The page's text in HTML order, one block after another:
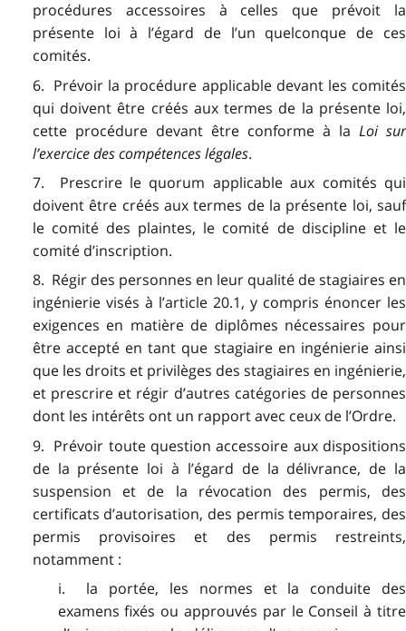
procédures accessoires à celles que prévoit la
présente loi à l’égard de l’un quelconque de ces
comités.
6. Prévoir la procédure applicable devant les comités
qui doivent être créés aux termes de la présente loi,
cette procédure devant être conforme à la Loi sur
l’exercice des compétences légales.
7. Prescrire le quorum applicable aux comités qui
doivent être créés aux termes de la présente loi, sauf
le comité des plaintes, le comité de discipline et le
comité d’inscription.
8. Régir des personnes en leur qualité de stagiaires en
ingénierie visés à l’article 20.1, y compris énoncer les
exigences en matière de diplômes nécessaires pour
être accepté en tant que stagiaire en ingénierie ainsi
que les droits et privilèges des stagiaires en ingénierie,
et prescrire et régir d’autres catégories de personnes
dont les intérêts ont un rapport avec ceux de l’Ordre.
9. Prévoir toute question accessoire aux dispositions
de la présente loi à l’égard de la délivrance, de la
suspension et de la révocation des permis, des
certificats d’autorisation, des permis temporaires, des
permis provisoires et des permis restreints,
notamment :
i. la portée, les normes et la conduite des
examens fixés ou approuvés par le Conseil à titre